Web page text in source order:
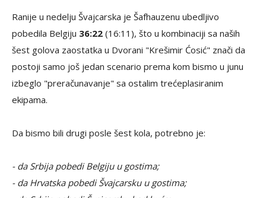
Ranije u nedelju Švajcarska je Šafhauzenu ubedljivo
pobedila Belgiju 36:22 (16:11), što u kombinaciji sa naših
šest golova zaostatka u Dvorani "Krešimir Ćosić" znači da
postoji samo još jedan scenario prema kom bismo u junu
izbeglo "preračunavanje" sa ostalim trećeplasiranim
ekipama.
Da bismo bili drugi posle šest kola, potrebno je:
- da Srbija pobedi Belgiju u gostima;
- da Hrvatska pobedi Švajcarsku u gostima;